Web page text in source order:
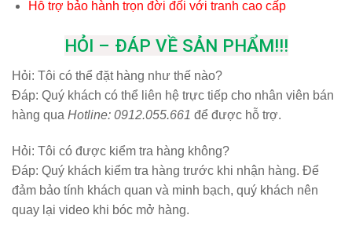
Hỗ trợ bảo hành trọn đời đối với tranh cao cấp
HỎI – ĐÁP VỀ SẢN PHẨM!!!
Hỏi: Tôi có thể đặt hàng như thế nào?
Đáp: Quý khách có thể liên hệ trực tiếp cho nhân viên bán
hàng qua Hotline: 0912.055.661 để được hỗ trợ.
Hỏi: Tôi có được kiểm tra hàng không?
Đáp: Quý khách kiểm tra hàng trước khi nhận hàng. Để
đảm bảo tính khách quan và minh bạch, quý khách nên
quay lại video khi bóc mở hàng.